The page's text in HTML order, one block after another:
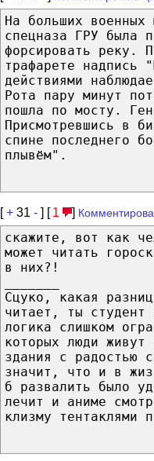
На больших
спецназа ГРУ была
форсировать реку.
трафарете надпись
действиями
Рота пару минут
пошла по мосту.
Присмотревшись в
спине последнего
плывём".
[+ 31 - ] [ 1 ]
скажите, вот как
может читать
в них?!
Сцуко, какая
читает, ты
логика слишком
которых люди
здания с радостью
значит, что и в
б развалить было
лечит и аниме
клизму тентаклями